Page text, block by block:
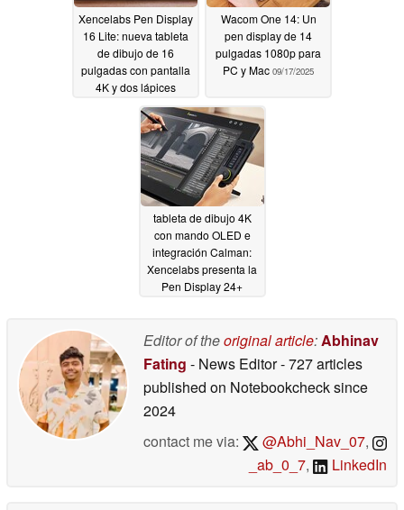
Xencelabs Pen Display
16 Lite: nueva tableta
de dibujo de 16
pulgadas con pantalla
4K y dos lápices
11/25/2025
Wacom One 14: Un
pen display de 14
pulgadas 1080p para
PC y Mac 09/17/2025
tableta de dibujo 4K
con mando OLED e
integración Calman:
Xencelabs presenta la
Pen Display 24+
Editor of theoriginal article:Abhinav
Fating - News Editor- 727 articles
published on Notebookchecksince
2024
contact me via:
@Abhi_Nav_07,
_ab_0_7, LinkedIn